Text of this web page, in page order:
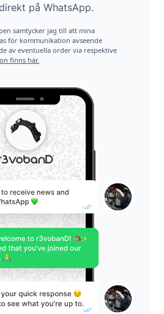
på WhatsApp.
samtycker jag till att mina
för kommunikation avseende
av eventuella order via respektive
finns här.